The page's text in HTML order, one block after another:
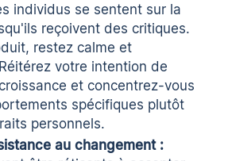
individus se sentent sur la
reçoivent des critiques.
restez calme et
votre intention de
et concentrez-vous
spécifiques plutôt
personnels.
au changement :